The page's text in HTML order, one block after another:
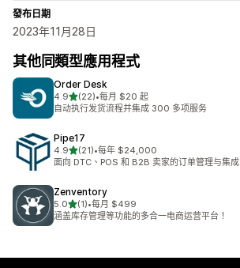
發布日期
2023年11月28日
其他同類型應用程式
Order Desk
4.9滿分 5 顆星
(22)
共有 22 則評價
•每月 $20 起
自动执行发货流程并集成 300 多项服务
Pipe17
4.9滿分 5 顆星
(21)
共有 21 則評價
•每年 $24,000
面向 DTC、POS 和 B2B 卖家的订单管理与集成
Zenventory
5.0滿分 5 顆星
(1)
共有 1 則評價
•每月 $499
涵盖库存管理等功能的多合一电商运营平台！